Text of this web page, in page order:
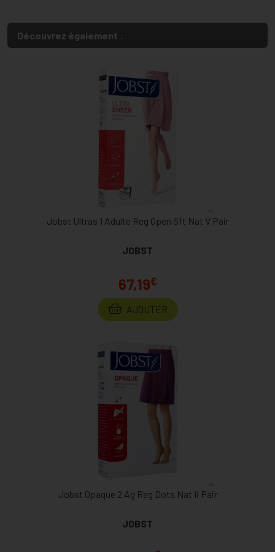
Découvrez également :
Jobst Ultras 1 Adulte Reg Open Sft Nat V Pair
JOBST
67,19€
AJOUTER
Jobst Opaque 2 Ag Reg Dots Nat Ii Pair
JOBST